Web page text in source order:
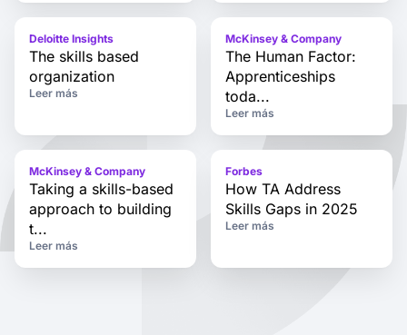
Deloitte Insights
The skills based
organization
Leer más
McKinsey & Company
The Human Factor:
Apprenticeships
toda...
Leer más
McKinsey & Company
Taking a skills-based
approach to building
t...
Leer más
Forbes
How TA Address
Skills Gaps in 2025
Leer más